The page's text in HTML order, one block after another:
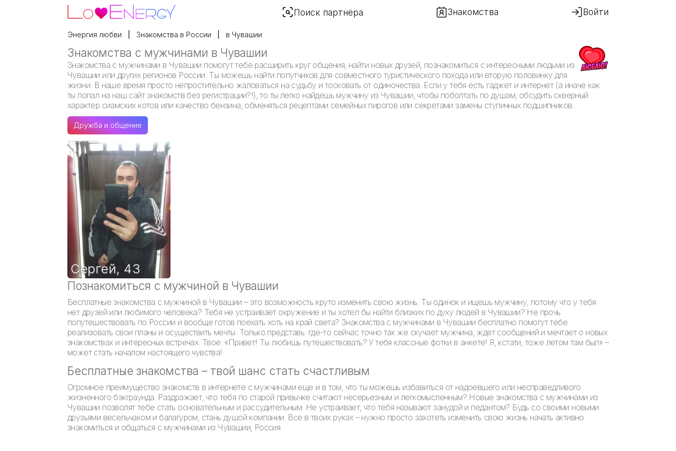
Поиск партнёра Знакомства Войти
Энергия любви Знакомства в России в Чувашии
Знакомства с мужчинами в Чувашии
Знакомства с мужчинами в Чувашии помогут тебе расширить круг общения, найти новых друзей, познакомиться с интересными людьми из
Чувашии или других регионов России. Ты можешь найти попутчиков для совместного туристического похода или вторую половинку для
жизни. В наше время просто непростительно жаловаться на судьбу и тосковать от одиночества. Если у тебя есть гаджет и интернет (а иначе как
ты попал на наш сайт знакомств без регистрации?!), то ты легко найдешь мужчину из Чувашии, чтобы поболтать по душам, обсудить скверный
характер сиамских котов или качество бензина, обменяться рецептами семейных пирогов или секретами замены ступичных подшипников.
Дружба и общение
Сергей, 43
Познакомиться с мужчиной в Чувашии
Бесплатные знакомства с мужчиной в Чувашии – это возможность круто изменить свою жизнь. Ты одинок и ищешь мужчину, потому что у тебя
нет друзей или любимого человека? Тебя не устраивает окружение и ты хотел бы найти близких по духу людей в Чувашии? Не прочь
попутешествовать по России и вообще готов поехать хоть на край света? Знакомства с мужчинами в Чувашии бесплатно помогут тебе
реализовать свои планы и осуществить мечты. Только представь: где-то сейчас точно так же скучает мужчина, ждет сообщений и мечтает о новых
знакомствах и интересных встречах. Твое: «Привет! Ты любишь путешествовать? У тебя классные фотки в анкете! Я, кстати, тоже летом там был» –
может стать началом настоящего чувства!
Бесплатные знакомства – твой шанс стать счастливым
Огромное преимущество знакомств в интернете с мужчинами еще и в том, что ты можешь избавиться от надоевшего или несправедливого
жизненного бэкграунда. Раздражает, что тебя по старой привычке считают несерьезным и легкомысленным? Новые знакомства с мужчинами из
Чувашии позволят тебе стать основательным и рассудительным. Не устраивает, что тебя называют занудой и педантом? Будь со своими новыми
друзьями весельчаком и балагуром, стань душой компании. Все в твоих руках – нужно просто захотеть изменить свою жизнь начать активно
знакомиться и общаться с мужчинами из Чувашии, Россия.